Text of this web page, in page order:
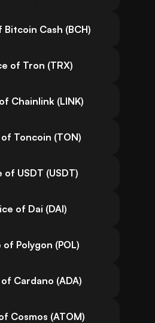
Bitcoin Cash (BCH)
of Tron (TRX)
Chainlink (LINK)
Toncoin (TON)
of USDT (USDT)
of Dai (DAI)
of Polygon (POL)
Cardano (ADA)
Cosmos (ATOM)